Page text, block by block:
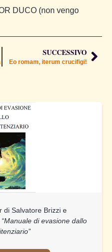
di Salvatore Brizzi e
“Manuale di evasione dallo
DUCO (non vengo
SUCCESSIVO
Eo romam, iterum crucifigi!